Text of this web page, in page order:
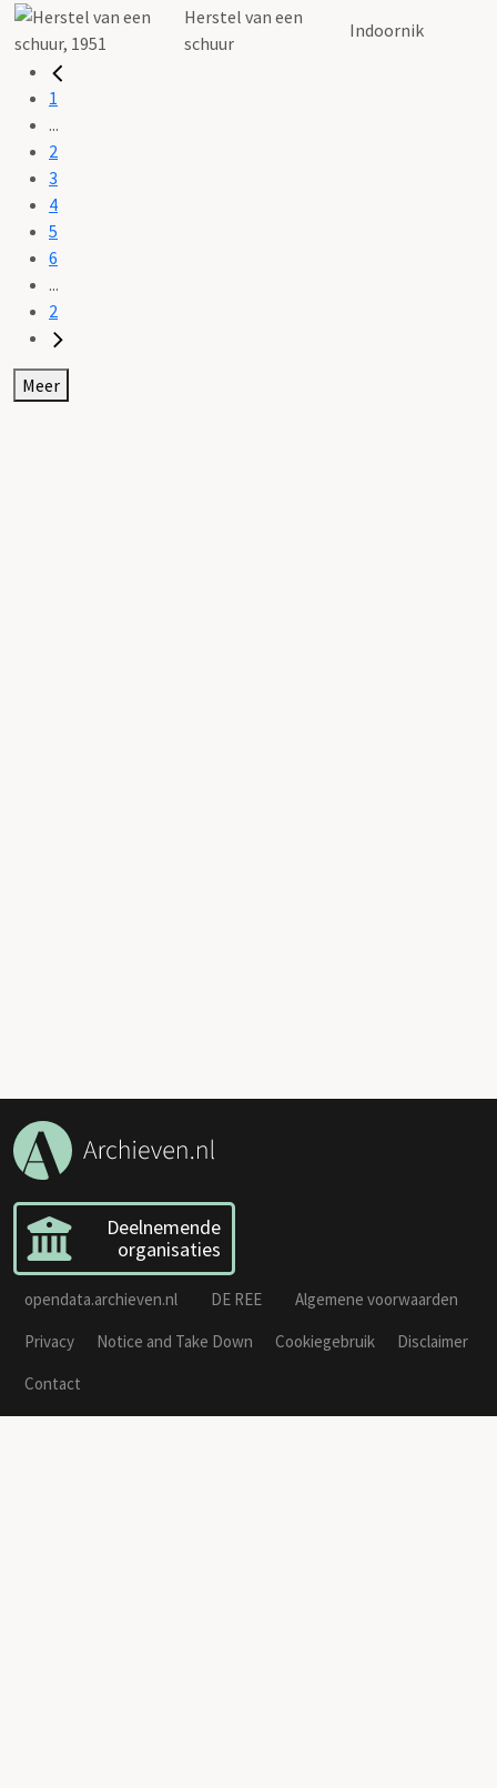
Herstel van een
schuur
Indoornik
1
...
2
3
4
5
6
...
2
Meer
Deelnemende
organisaties
opendata.archieven.nl DE REE
Algemene voorwaarden
Privacy
Notice and Take Down Cookiegebruik
Disclaimer
Contact